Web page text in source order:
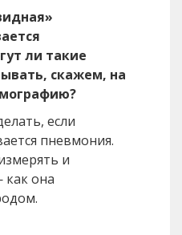
ли такие
скажем, на
если
пневмония.
и
она